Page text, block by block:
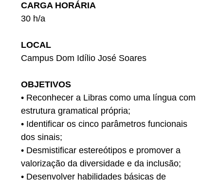
CARGA HORÁRIA
30 h/a
LOCAL
Campus Dom Idílio José Soares
OBJETIVOS
• Reconhecer a Libras como uma língua com
estrutura gramatical própria;
• Identificar os cinco parâmetros funcionais
dos sinais;
• Desmistificar estereótipos e promover a
valorização da diversidade e da inclusão;
• Desenvolver habilidades básicas de